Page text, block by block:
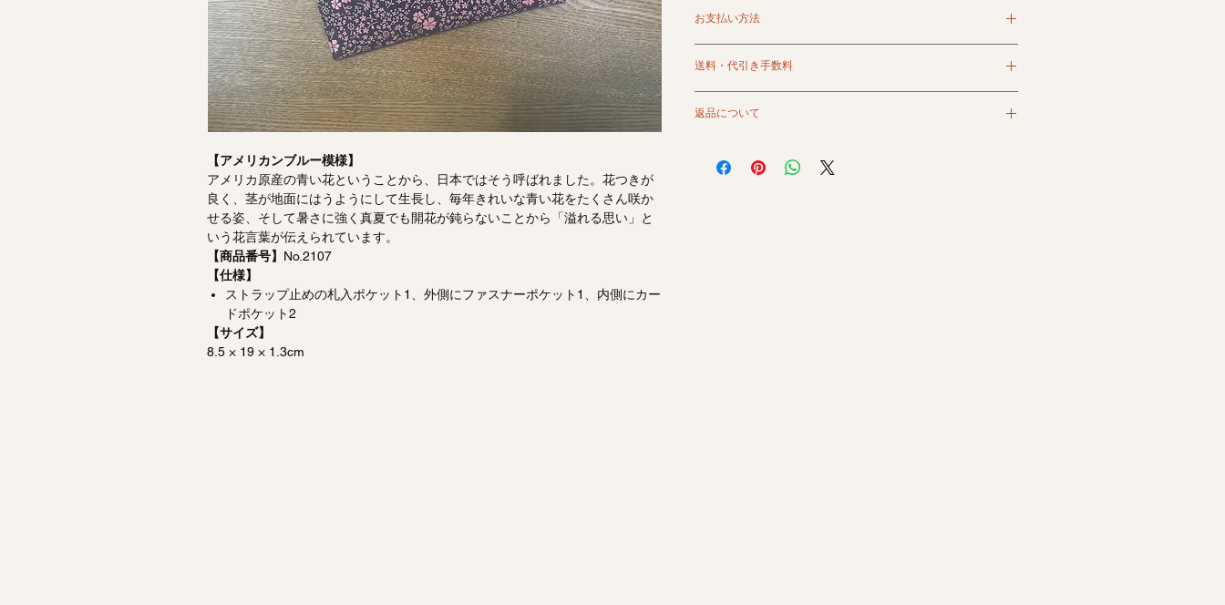
【アメリカンブルー模様】
アメリカ原産の青い花ということから、日本ではそう呼ばれました。花つきが
良く、茎が地面にはうようにして生長し、毎年きれいな青い花をたくさん咲か
せる姿、そして暑さに強く真夏でも開花が鈍らないことから「溢れる思い」と
いう花言葉が伝えられています。
【商品番号】 No.2107
【仕様】
ストラップ止めの札入ポケット1、外側にファスナーポケット1、内側にカー
ドポケット2
【サイズ】
8.5 × 19 × 1.3cm
お支払い方法
ます。
代金引換は別途手数料がかかります。
詳しくはお買い物ガイドをご覧ください。
送料・代引き手数料
1,000円（北海道・沖縄は2,000円）
返品について
商品画像は極力現物に近くなるようにしておりますが、